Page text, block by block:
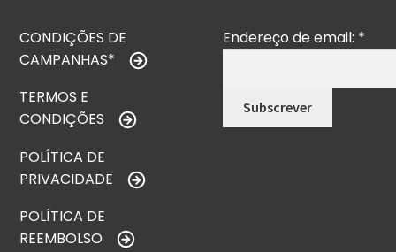
CONDIÇÕES DE
CAMPANHAS*
TERMOS E
CONDIÇÕES
POLÍTICA DE
PRIVACIDADE
POLÍTICA DE
REEMBOLSO
Endereço de email: *